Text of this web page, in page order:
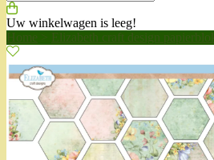
Uw winkelwagen is leeg!
Home
Elizabeth craft design